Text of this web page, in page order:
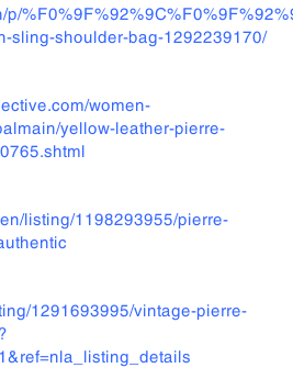
p/
sling-shoulder-bag-1292239170/
women-
yellow-leather-pierre-
listing/1198293955/pierre-
1291693995/vintage-pierre-